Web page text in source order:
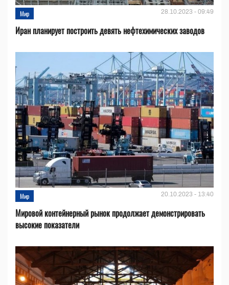
Мир 28.10.2023 - 09:49
Иран планирует построить девять нефтехимических заводов
Мир 20.10.2023 - 13:40
Мировой контейнерный рынок продолжает демонстрировать
высокие показатели